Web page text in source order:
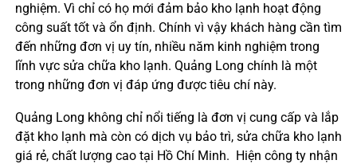
nghiệm. Vì chỉ có họ mới đảm bảo kho lạnh hoạt động
công suất tốt và ổn định. Chính vì vậy khách hàng cần tìm
đến những đơn vị uy tín, nhiều năm kinh nghiệm trong
lĩnh vực sửa chữa kho lạnh. Quảng Long chính là một
trong những đơn vị đáp ứng được tiêu chí này.
Quảng Long không chỉ nổi tiếng là đơn vị cung cấp và lắp
đặt kho lạnh mà còn có dịch vụ bảo trì, sửa chữa kho lạnh
giá rẻ, chất lượng cao tại Hồ Chí Minh. Hiện công ty nhận